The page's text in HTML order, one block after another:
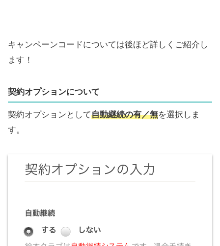
キャンペーンコードについては後ほど詳しくご紹介し
ます！
契約オプションについて
契約オプションとして自動継続の有／無を選択しま
す。